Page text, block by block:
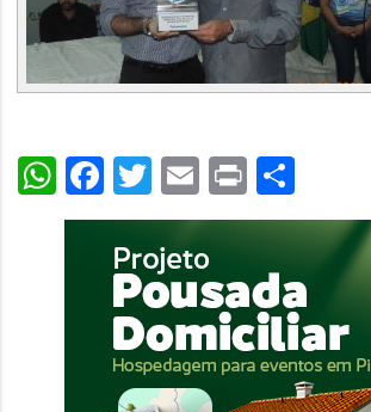
WhatsApp
Facebook
Twitter
Email
PrintShare